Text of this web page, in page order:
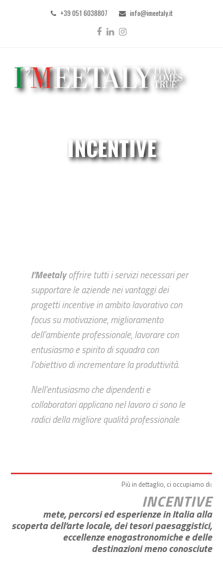
+39 051 6038807 info@imeetaly.it
Facebook
LinkedInInstagram
INCENTIVE
I’Meetalyoffrire tutti i servizi necessari per
supportare le aziende nei vantaggi dei
progetti incentive in ambito lavorativo con
focus su motivazione, miglioramento
dell’ambiente professionale, lavorare con
entusiasmo e spirito di squadra con
l’obiettivo di incrementare la produttività.
Nell’entusiasmo che dipendenti e
collaboratori applicano nel lavoro ci sono le
radici della migliore qualità professionale
Più in dettaglio, ci occupiamo di:
INCENTIVE
mete, percorsi ed esperienze in Italia alla
scoperta dell’arte locale, dei tesori paesaggistici,
eccellenze enogastronomiche e delle
destinazioni meno conosciute